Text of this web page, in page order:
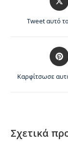
Tweet αυτό
Καρφίτσωσε
Σχετικά